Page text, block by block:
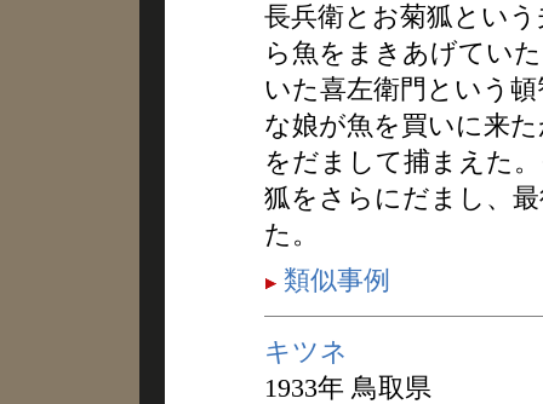
長兵衛とお菊狐とい
ら魚をまきあげてい
いた喜左衛門という
な娘が魚を買いに来
をだまして捕まえた
狐をさらにだまし、
た。
類似事例
キツネ
1933年 鳥取県